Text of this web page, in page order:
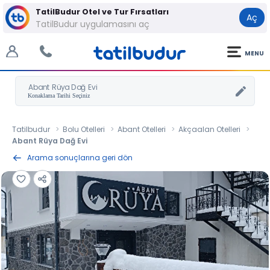
TatilBudur Otel ve Tur Fırsatları
TatilBudur uygulamasını aç
Aç
MENU
Abant Rüya Dağ Evi
Tatilbudur Bolu Otelleri Abant Otelleri
Akçaalan Otelleri
Abant Rüya Dağ Evi
Arama sonuçlarına geri dön